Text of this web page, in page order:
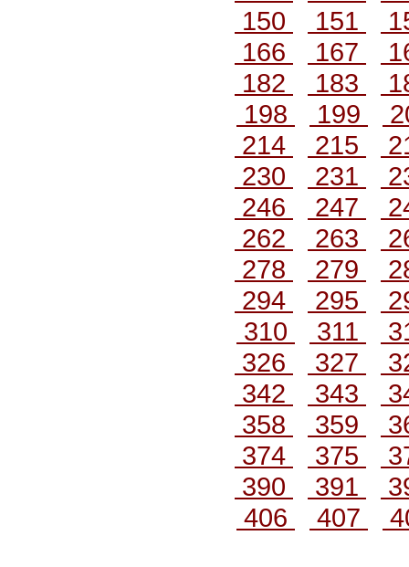
150
151
166
167
182
183
198
199
214
215
230
231
246
247
262
263
278
279
294
295
310
311
326
327
342
343
358
359
374
375
390
391
406
407